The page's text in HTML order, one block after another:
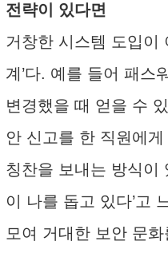
전략이 있다면
거창한 시스템 도입이
계’다. 예를 들어 패스
변경했을 때 얻을 수
안 신고를 한 직원에
칭찬을 보내는 방식이
이 나를 돕고 있다’고
모여 거대한 보안 문